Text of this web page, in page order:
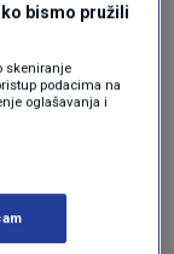
razdoblje
, tako u ovim
materijali.
i nekoliko kapi
bismo pružili
skeniranje
podacima na
oglašavanja i